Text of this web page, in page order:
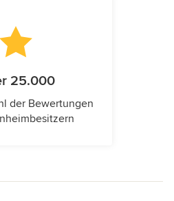
25.000
der Bewertungen